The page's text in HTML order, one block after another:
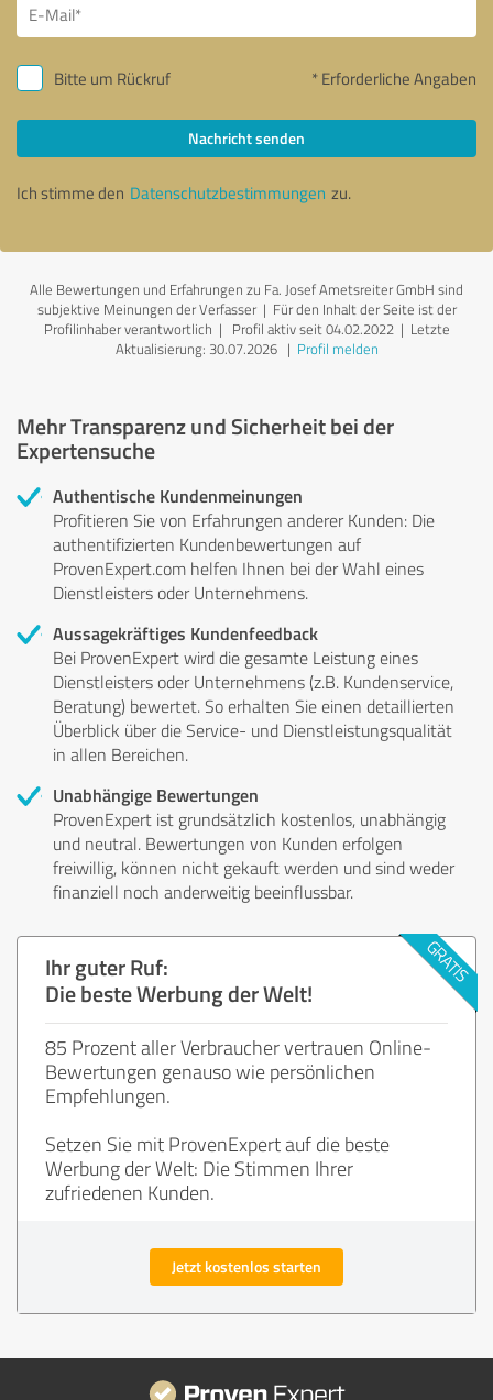
Bitte um Rückruf * Erforderliche Angaben
Nachricht senden
Ich stimme den Datenschutzbestimmungen zu.
Alle Bewertungen und Erfahrungen zu Fa. Josef Ametsreiter GmbH sind
subjektive Meinungen der Verfasser | Für den Inhalt der Seite ist der
Profilinhaber verantwortlich | Profil aktiv seit 04.02.2022 | Letzte
Aktualisierung: 30.07.2026| Profil melden
Mehr Transparenz und Sicherheit bei der
Expertensuche
Authentische Kundenmeinungen
Profitieren Sie von Erfahrungen anderer Kunden: Die
authentifizierten Kundenbewertungen auf
ProvenExpert.com helfen Ihnen bei der Wahl eines
Dienstleisters oder Unternehmens.
Aussagekräftiges Kundenfeedback
Bei ProvenExpert wird die gesamte Leistung eines
Dienstleisters oder Unternehmens (z.B. Kundenservice,
Beratung) bewertet. So erhalten Sie einen detaillierten
Überblick über die Service- und Dienstleistungsqualität
in allen Bereichen.
Unabhängige Bewertungen
ProvenExpert ist grundsätzlich kostenlos, unabhängig
und neutral. Bewertungen von Kunden erfolgen
freiwillig, können nicht gekauft werden und sind weder
finanziell noch anderweitig beeinflussbar.
Ihr guter Ruf:
Die beste Werbung der Welt!
85 Prozent aller Verbraucher vertrauen Online-
Bewertungen genauso wie persönlichen
Empfehlungen.
Setzen Sie mit ProvenExpert auf die beste
Werbung der Welt: Die Stimmen Ihrer
zufriedenen Kunden.
Jetzt kostenlos starten